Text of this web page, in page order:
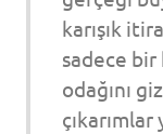
karışık
sadece bir
odağını